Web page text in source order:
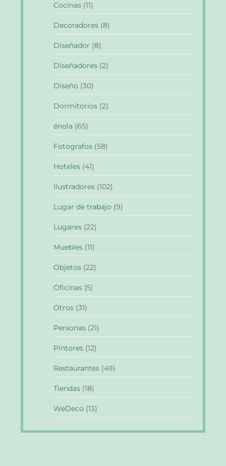
Cocinas (11)
Decoradores (8)
Diseñador (8)
Diseñadores (2)
Diseño (30)
Dormitorios (2)
énola (65)
Fotografos (58)
Hoteles (41)
Ilustradores (102)
Lugar de trabajo (9)
Lugares (22)
Muebles (11)
Objetos (22)
Oficinas (5)
Otros (31)
Personas (21)
Pintores (12)
Restaurantes (49)
Tiendas (18)
WeDeco (13)